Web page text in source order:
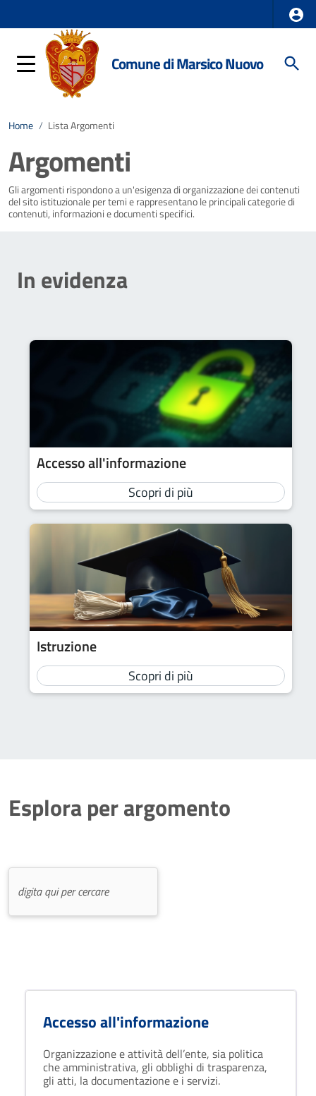
Comune di Marsico Nuovo
Home / Lista Argomenti
Argomenti
Gli argomenti rispondono a un'esigenza di organizzazione dei contenuti
del sito istituzionale per temi e rappresentano le principali categorie di
contenuti, informazioni e documenti specifici.
In evidenza
Accesso all'informazione
Scopri di più
Istruzione
Scopri di più
Esplora per argomento
Accesso all'informazione
Organizzazione e attività dell’ente, sia politica
che amministrativa, gli obblighi di trasparenza,
gli atti, la documentazione e i servizi.